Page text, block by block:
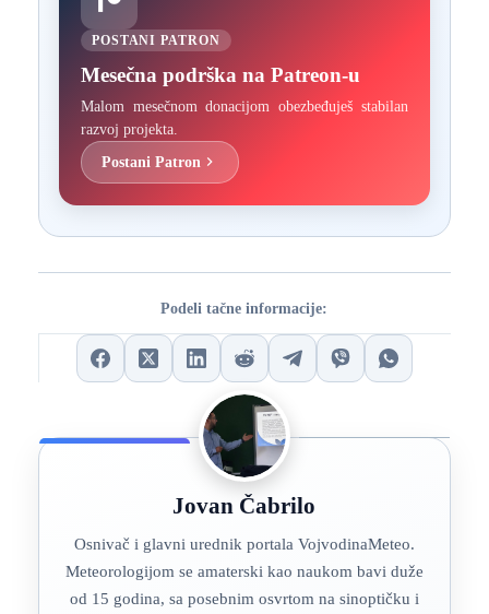
POSTANI PATRON
Mesečna podrška na Patreon-u
Malom mesečnom donacijom obezbeđuješ stabilan
razvoj projekta.
Postani Patron
Podeli tačne informacije:
Jovan Čabrilo
Osnivač i glavni urednik portala VojvodinaMeteo.
Meteorologijom se amaterski kao naukom bavi duže
od 15 godina, sa posebnim osvrtom na sinoptičku i